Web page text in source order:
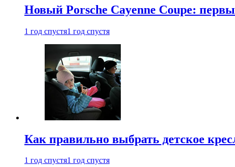
Новый Porsche Cayenne Coupe:
1 год спустя1 год спустя
Как правильно выбрать детское
1 год спустя1 год спустя